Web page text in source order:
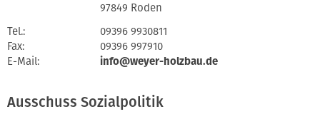
97849 Roden
Tel.:
09396 9930811
Fax:
09396 997910
E-Mail:
info@weyer-holzbau.de
Ausschuss Sozialpolitik